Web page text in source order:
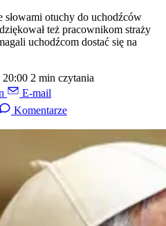
słowami otuchy do uchodźców
też pracownikom straży
uchodźcom dostać się na
20:00 2 min czytania
E-mail
Komentarze